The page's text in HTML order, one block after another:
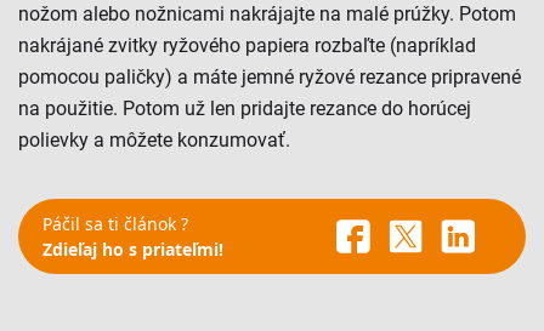
nožom alebo nožnicami nakrájajte na malé prúžky. Potom
nakrájané zvitky ryžového papiera rozbaľte (napríklad
pomocou paličky) a máte jemné ryžové rezance pripravené
na použitie. Potom už len pridajte rezance do horúcej
polievky a môžete konzumovať.
Páčil sa ti článok ?
Zdieľaj ho s priateľmi!